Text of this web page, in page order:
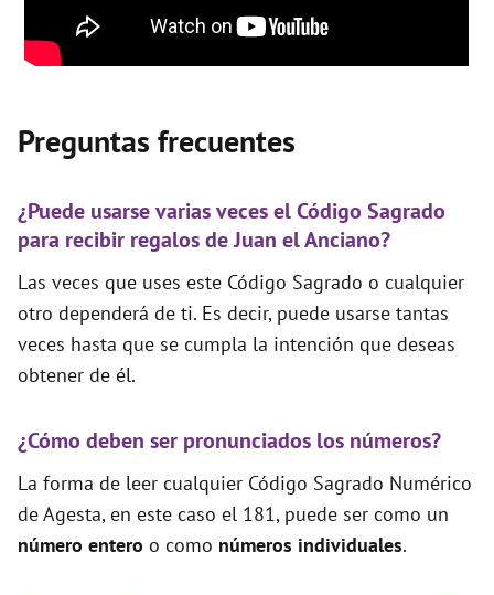
Preguntas frecuentes
¿Puede usarse varias veces el Código Sagrado
para recibir regalos de Juan el Anciano?
Las veces que uses este Código Sagrado o cualquier
otro dependerá de ti. Es decir, puede usarse tantas
veces hasta que se cumpla la intención que deseas
obtener de él.
¿Cómo deben ser pronunciados los números?
La forma de leer cualquier Código Sagrado Numérico
de Agesta, en este caso el 181, puede ser como un
número entero o como números individuales.